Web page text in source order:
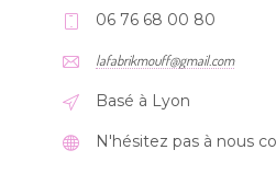
06 76 68 00 80
lafabrikmouff@gmail.com
Basé à Lyon
N'hésitez pas à nous